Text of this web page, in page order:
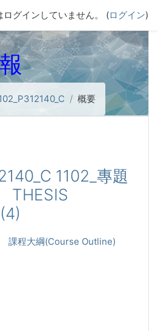
ログインしていません。 (ログイン)
概要
1102_專題
THESIS
課程大綱(Course Outline)